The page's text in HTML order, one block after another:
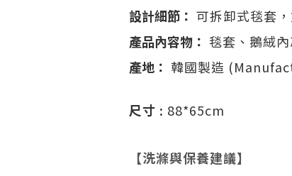
設計細節： 可拆卸式毯套
產品內容物： 毯套、鵝絨
產地： 韓國製造
尺寸 : 88*65cm
【洗滌與保養建議】